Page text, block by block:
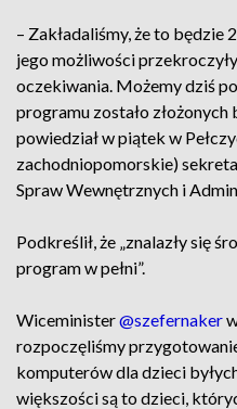
– Zakładaliśmy, że to
jego możliwości
oczekiwania. Możemy dziś
programu zostało
powiedział w piątek w
zachodniopomorskie)
Spraw Wewnętrznych i
Podkreślił, że „znalazły się
program w pełni”.
Wiceminister@szefernaker
rozpoczęliśmy
komputerów dla dzieci
większości są to dzieci,